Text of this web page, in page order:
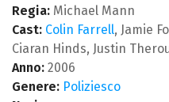
Regia: Michael Mann
Cast: Colin Farrell, Jamie
Ciaran Hinds, Justin
Anno: 2006
Genere: Poliziesco